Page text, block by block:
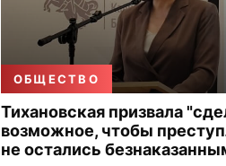
ОБЩЕСТВО
Тихановская призвала
возможное, чтобы
не остались